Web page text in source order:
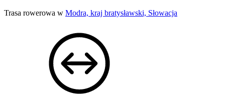
Trasa rowerowa w Modra, kraj bratysławski, Słowacja